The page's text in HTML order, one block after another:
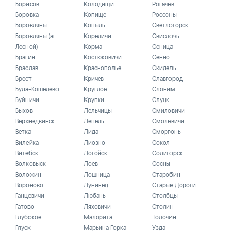
Борисов
Боровка
Боровляны
Боровляны (аг.
Лесной)
Брагин
Браслав
Брест
Буда-Кошелево
Буйничи
Быхов
Верхнедвинск
Ветка
Вилейка
Витебск
Волковыск
Воложин
Вороново
Ганцевичи
Гатово
Глубокое
Глуск
Колодищи
Копище
Копыль
Кореличи
Корма
Костюковичи
Краснополье
Кричев
Круглое
Крупки
Лельчицы
Лепель
Лида
Лиозно
Логойск
Лоев
Лошница
Лунинец
Любань
Ляховичи
Малорита
Марьина Горка
Рогачев
Россоны
Светлогорск
Свислочь
Сеница
Сенно
Скидель
Славгород
Слоним
Слуцк
Смиловичи
Смолевичи
Сморгонь
Сокол
Солигорск
Сосны
Старобин
Старые Дороги
Столбцы
Столин
Толочин
Узда